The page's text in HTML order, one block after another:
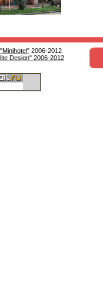
"Minihotel" 2006-2012
Design" 2006-2012